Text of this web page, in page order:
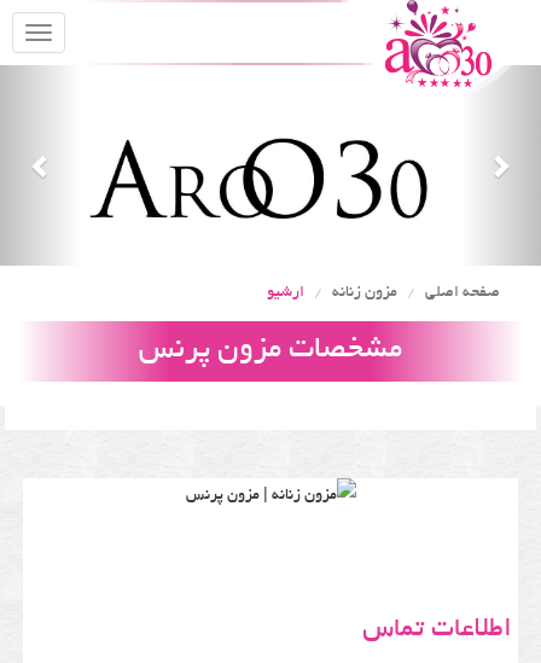
صفحه اصلی مزون زنانه ارشیو
مشخصات مزون پرنس
اطلاعات تماس